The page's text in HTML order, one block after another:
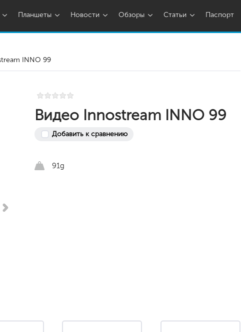
Планшеты Новости Обзоры Статьи Паспорт
INNO 99
Видео Innostream INNO 99
Добавить к сравнению
91g